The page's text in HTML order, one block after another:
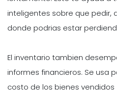
inteligentes sobre que pedir,
donde podrias estar
El inventario tambien
informes financieros. Se usa
costo de los bienes vendidos